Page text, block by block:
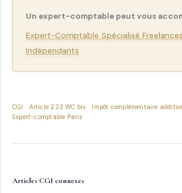
Un expert-comptable peut vous
Expert-Comptable Spécialisé
Indépendants
CGI Article 223 WC bis Impôt complémentaire
Expert-comptable Paris
Articles CGI connexes